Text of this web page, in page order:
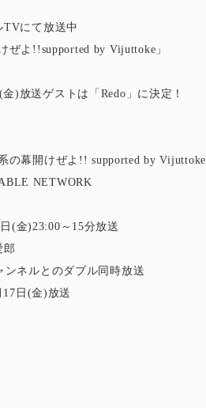
TVにて放送中
ぜよ!!supported by Vijuttoke」
)放送ゲストは「Redo」に決定！
の幕開けぜよ!! supported by Vijuttoke
NETWORK
(金)23:00～15分放送
郎
ンネルとのダブル同時放送
17日(金)放送